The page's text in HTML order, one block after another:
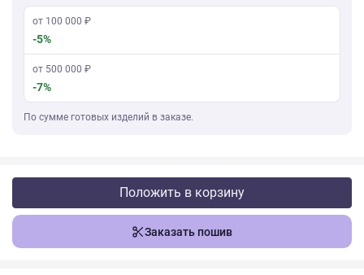
от 100 000 ₽
-5%
от 500 000 ₽
-7%
По сумме готовых изделий в заказе.
Положить в корзину
Заказать пошив